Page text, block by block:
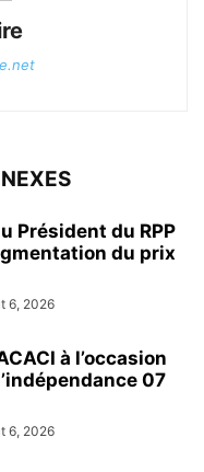
Président du RPP
du prix
6, 2026
à l’occasion
07
6, 2026